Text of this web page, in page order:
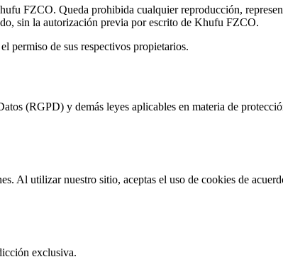
FZCO. Queda prohibida cualquier reproducción,
sin la autorización previa por escrito de Khufu FZCO.
permiso de sus respectivos propietarios.
(RGPD) y demás leyes aplicables en materia de
Al utilizar nuestro sitio, aceptas el uso de cookies de
exclusiva.